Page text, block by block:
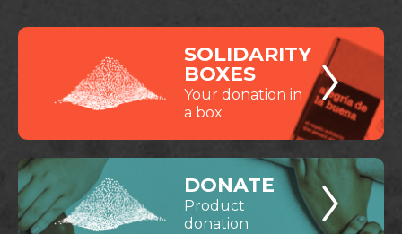
SOLIDARITY
BOXES
Your donation in
a box
DONATE
Product
donation